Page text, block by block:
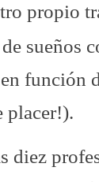
propio
sueños
función
placer!).
diez